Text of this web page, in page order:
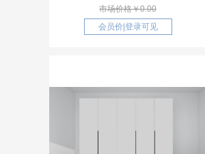
市场价格￥0.00
会员价 登录可见